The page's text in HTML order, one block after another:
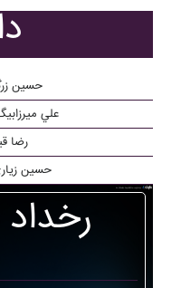
حسين
علي
رضا
حسين